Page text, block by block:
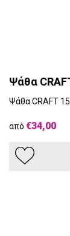
Ψάθα
Ψάθα CRAFT
από €34,00